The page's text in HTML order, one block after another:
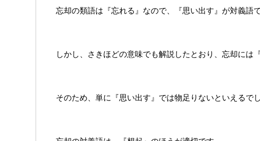
忘却の類語は『忘れる』なので、『思い出す』が対義語
しかし、さきほどの意味でも解説したとおり、忘却には
そのため、単に『思い出す』では物足りないといえるでし